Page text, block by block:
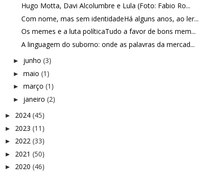
Hugo Motta, Davi Alcolumbre e Lula (Foto: Fabio Ro...
Com nome, mas sem identidadeHá alguns anos, ao ler...
Os memes e a luta políticaTudo a favor de bons mem...
A linguagem do suborno: onde as palavras da mercad...
► junho (3)
► maio (1)
► março (1)
► janeiro (2)
► 2024 (45)
► 2023 (11)
► 2022 (33)
► 2021 (50)
► 2020 (46)